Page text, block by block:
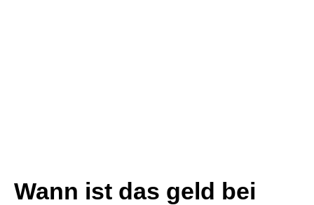
Wann ist das geld bei